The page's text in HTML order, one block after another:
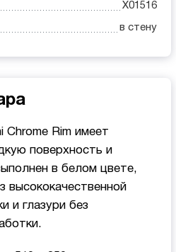
X01516
в стену
Chrome Rim имеет
поверхность и
в белом цвете,
высококачественной
и глазури без